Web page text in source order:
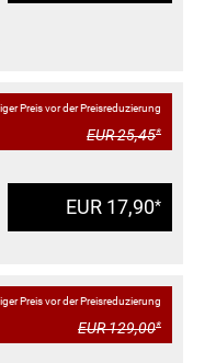
Preis vor der Preisreduzierung
EUR 25,45*
EUR 17,90*
Preis vor der Preisreduzierung
EUR 129,00*